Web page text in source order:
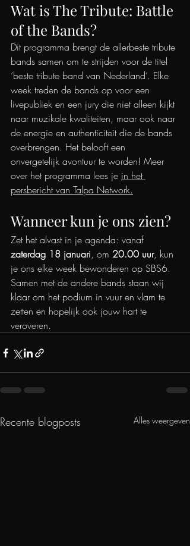
Wat is The Tribute: Battle
of the Bands?
Dit programma brengt de allerbeste tribute
bands samen om te strijden voor de titel
‘beste tribute band van Nederland’. Elke
week treden de bands op voor een
livepubliek en een jury die niet alleen kijkt
naar muzikale kwaliteiten, maar ook naar
de energie en authenticiteit die de bands
overbrengen. Het belooft een
onvergetelijk avontuur te worden! Meer
over het programma lees je in het
persbericht van Talpa Network.
Wanneer kun je ons zien?
Zet het alvast in je agenda: vanaf
zaterdag 18 januari, om 20.00 uur, kun
je ons elke week bewonderen op SBS6.
Samen met de andere bands staan wij
klaar om het podium in vuur en vlam te
zetten en hopelijk ook jouw hart te
veroveren.
Recente blogposts Alles weergeven